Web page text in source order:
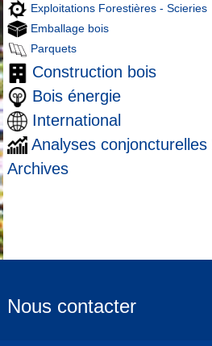
Exploitations Forestières - Scieries
Emballage bois
Parquets
Construction bois
Bois énergie
International
Analyses
Archives
Nous contacter